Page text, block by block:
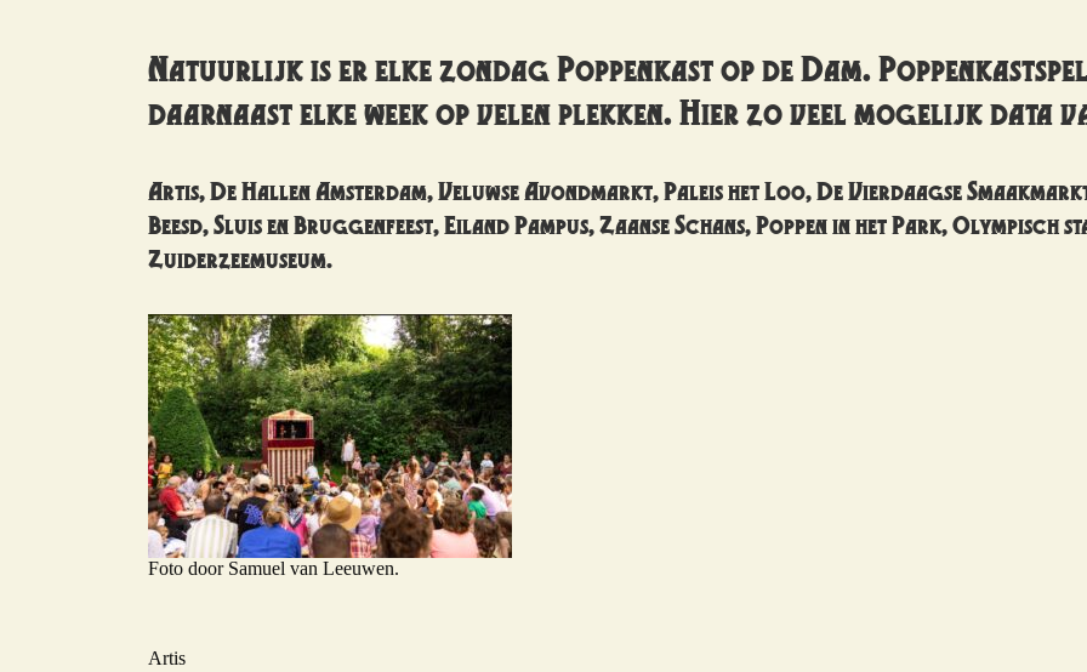
Natuurlijk is er elke zondag Poppenkast op de Dam.
daarnaast elke week op velen plekken. Hier zo veel mogelijk data
Artis, De Hallen Amsterdam, Veluwse Avondmarkt, Paleis het Loo, De Vierdaagse
Beesd, Sluis en Bruggenfeest, Eiland Pampus, Zaanse Schans, Poppen in het Park,
Zuiderzeemuseum.
Foto door Samuel van Leeuwen.
Artis